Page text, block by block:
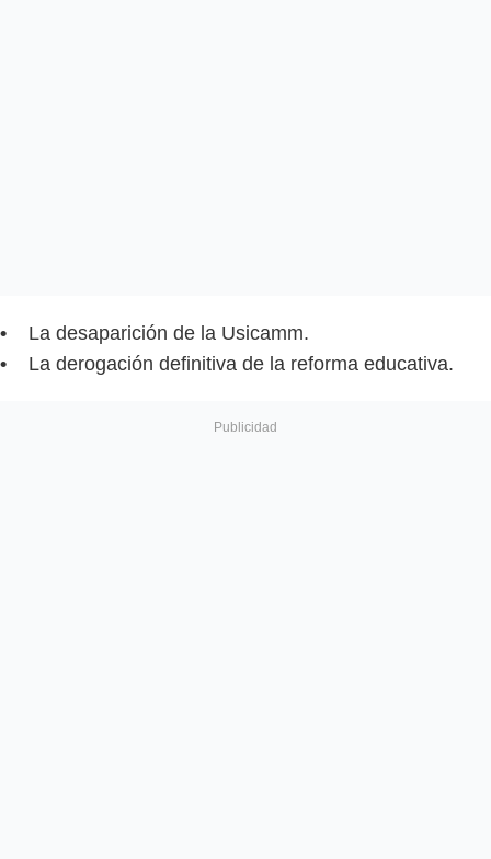
• La desaparición de la Usicamm.
•
La derogación definitiva de la reforma educativa.